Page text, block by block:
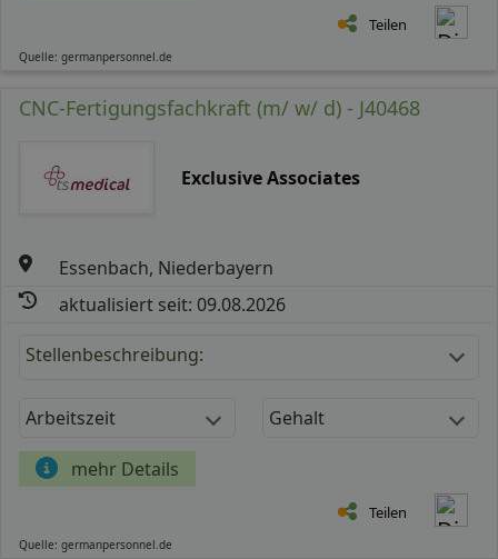
Teilen
Quelle: germanpersonnel.de
CNC-Fertigungsfachkraft (m/ w/ d) - J40468
Exclusive Associates
Essenbach, Niederbayern
aktualisiert seit: 09.08.2026
Stellenbeschreibung:
Arbeitszeit Gehalt
mehr Details
Teilen
Quelle: germanpersonnel.de